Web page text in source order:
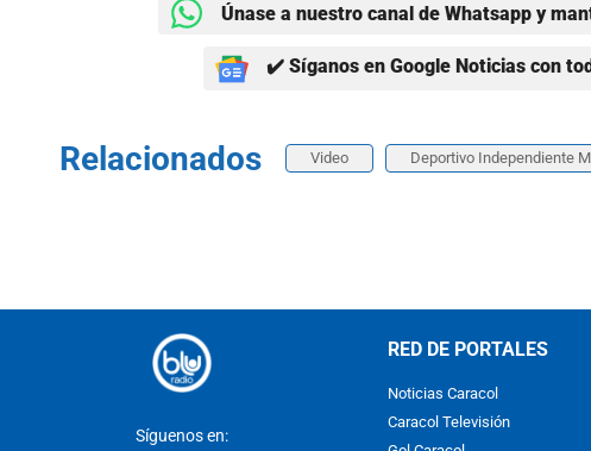
Únase a nuestro canal de Whatsapp y
✔️ Síganos en Google Noticias con
Relacionados Video Deportivo Independiente
Síguenos en:
RED DE PORTALES
Noticias Caracol
Caracol Televisión